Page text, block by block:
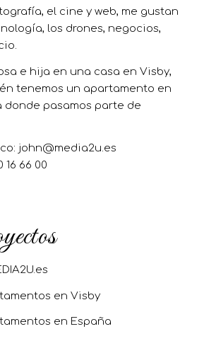
el cine y web, me gustan
los drones, negocios,
e hija en una casa en Visby,
tenemos un apartamento en
donde pasamos parte de
john@media2u.es
16 66 00
en Visby
en España